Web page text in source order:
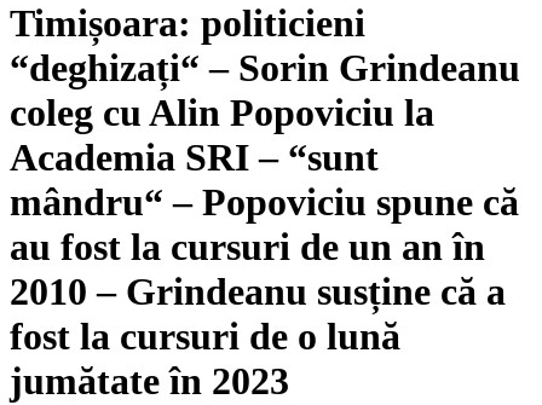
Timișoara: politicieni
“deghizați“ – Sorin Grindeanu
coleg cu Alin Popoviciu la
Academia SRI – “sunt
mândru“ – Popoviciu spune că
au fost la cursuri de un an în
2010 – Grindeanu susține că a
fost la cursuri de o lună
jumătate în 2023